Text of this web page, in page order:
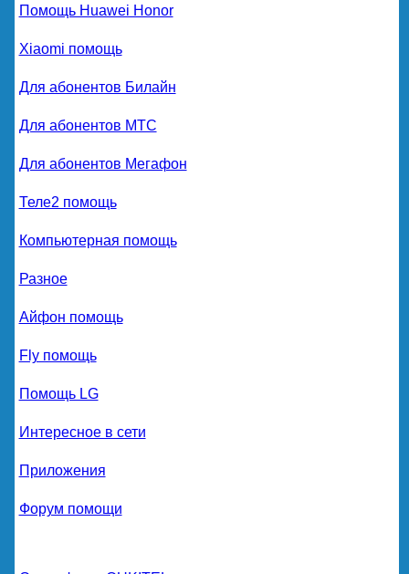
Помощь Huawei Honor
Xiaomi помощь
Для абонентов Билайн
Для абонентов МТС
Для абонентов Мегафон
Теле2 помощь
Компьютерная помощь
Разное
Айфон помощь
Fly помощь
Помощь LG
Интересное в сети
Приложения
Форум помощи